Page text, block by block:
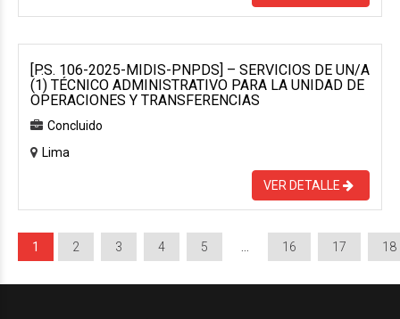
[P.S. 106-2025-MIDIS-PNPDS] – SERVICIOS DE UN/A
(1) TÉCNICO ADMINISTRATIVO PARA LA UNIDAD DE
OPERACIONES Y TRANSFERENCIAS
Concluido
Lima
VER DETALLE
1 2 3 4 5 16 17 18